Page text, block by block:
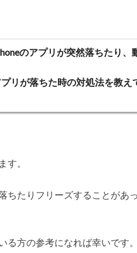
のアプリが突然落ちたり
プリが落ちた時の対処法を教え
す。
ちたりフリーズすることがあ
る方の参考になれば幸いです。